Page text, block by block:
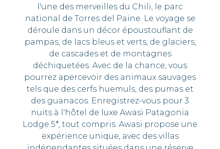
l'une des merveilles du Chili, le parc
national de Torres del Paine. Le voyage se
déroule dans un décor époustouflant de
pampas, de lacs bleus et verts, de glaciers,
de cascades et de montagnes
déchiquetées. Avec de la chance, vous
pourrez apercevoir des animaux sauvages
tels que des cerfs huemuls, des pumas et
des guanacos. Enregistrez-vous pour 3
nuits à l'hôtel de luxe Awasi Patagonia
Lodge 5*, tout compris. Awasi propose une
expérience unique, avec des villas